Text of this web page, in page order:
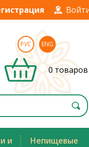
РУС ENG
0 товаров
и
Непищевые